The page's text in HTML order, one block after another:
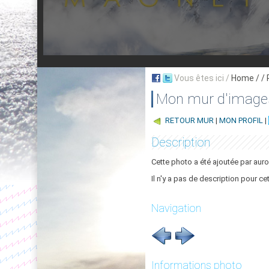
Vous êtes ici / Home / /
Mon mur
RETOUR MUR | MON PROFIL |
Description
Cette photo a été ajoutée par
Il n'y a pas de description pour
Navigation
Informations photo